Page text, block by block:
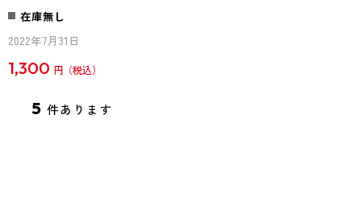
在庫無し
2022年7月31日
1,300 円
5 件あります